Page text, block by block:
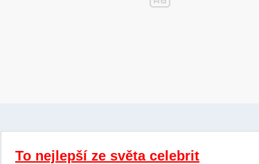
To nejlepší ze světa celebrit